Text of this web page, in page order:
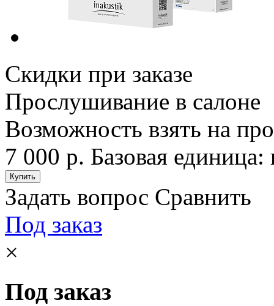
Скидки при заказе
Прослушивание в салоне
Возможность взять на
7 000 р. Базовая единица:
Задать вопрос Сравнить
Под заказ
×
Под заказ